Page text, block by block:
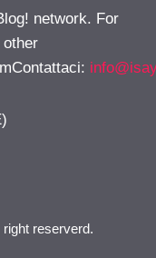
network. For
:
reserverd.